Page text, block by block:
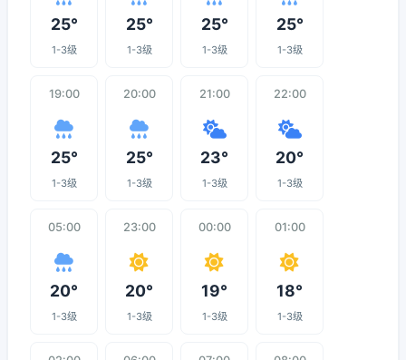
25°
1-3级
25°
1-3级
25°
1-3级
25°
1-3级
19:00
25°
1-3级
20:00
25°
1-3级
21:00
23°
1-3级
22:00
20°
1-3级
05:00
20°
1-3级
23:00
20°
1-3级
00:00
19°
1-3级
01:00
18°
1-3级